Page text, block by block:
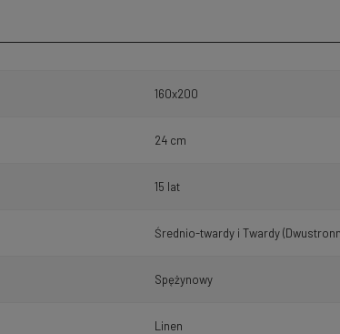
160x200
24 cm
15 lat
Średnio-twardy i Twardy
Spężynowy
Linen